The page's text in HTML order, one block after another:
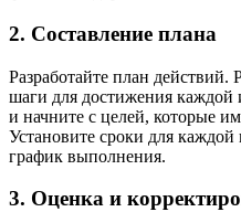
2. Составление плана
Разработайте план действий.
шаги для достижения каждой
и начните с целей, которые
Установите сроки для
график выполнения.
3. Оценка и